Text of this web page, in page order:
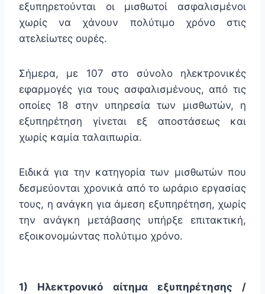
εξυπηρετούνται οι μισθωτοί ασφαλισμένοι
χωρίς να χάνουν πολύτιμο χρόνο στις
ατελείωτες ουρές.
Σήμερα, με 107 στο σύνολο ηλεκτρονικές
εφαρμογές για τους ασφαλισμένους, από τις
οποίες 18 στην υπηρεσία των μισθωτών, η
εξυπηρέτηση γίνεται εξ αποστάσεως και
χωρίς καμία ταλαιπωρία.
Ειδικά για την κατηγορία των μισθωτών που
δεσμεύονται χρονικά από το ωράριο εργασίας
τους, η ανάγκη για άμεση εξυπηρέτηση, χωρίς
την ανάγκη μετάβασης υπήρξε επιτακτική,
εξοικονομώντας πολύτιμο χρόνο.
1) Ηλεκτρονικό αίτημα εξυπηρέτησης /